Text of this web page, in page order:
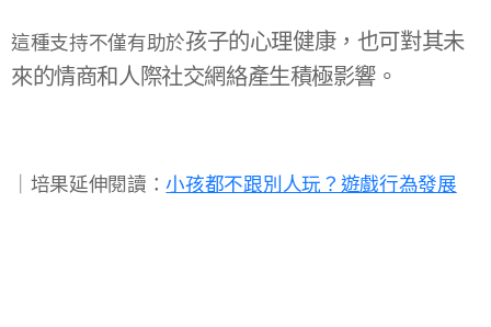
這種支持不僅有助於孩子的心理健康，也可對其未
來的情商和人際社交網絡產生積極影響。
｜培果延伸閱讀：小孩都不跟別人玩？遊戲行為發展